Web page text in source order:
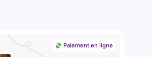
💸 Paiement en ligne